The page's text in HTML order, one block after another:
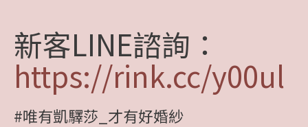
新客LINE諮詢：
https://rink.cc/y00ul
#唯有凱驛莎_才有好婚紗